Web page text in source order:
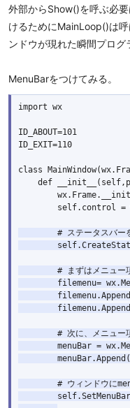
外部からShow()を呼ぶ必
けるためにMainLoop()は
ンドウが現れた瞬間プロ
MenuBarをつけてみる。
import wx
ID_ABOUT=101
ID_EXIT=110
class
def
self.control =
# ステータスバー
# まずはメニュー
filemenu=
# 次に、メニュー
menuBar =
# ウィンドウに